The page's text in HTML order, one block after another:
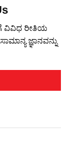
ವಿವಿಧ ರೀತಿಯ
ಜ್ಞಾನವನ್ನು